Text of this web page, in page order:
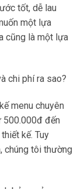
tốt, dễ lau
một lựa
cũng là một lựa
chi phí ra sao?
menu chuyên
500.000đ đến
kế. Tuy
chúng tôi thường